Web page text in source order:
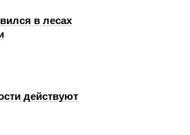
в лесах
действуют